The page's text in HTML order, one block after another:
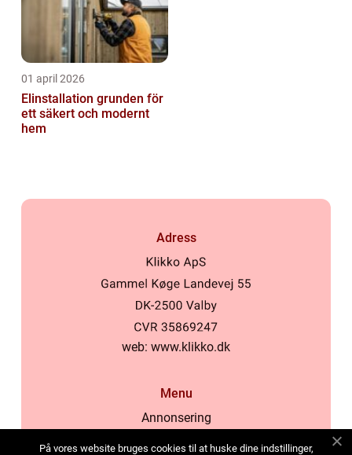
01 april 2026
Elinstallation grunden för
ett säkert och modernt
hem
Adress
web: www.klikko.dk
Menu
Annonsering
På vores website bruges cookies til at huske dine indstillinger,